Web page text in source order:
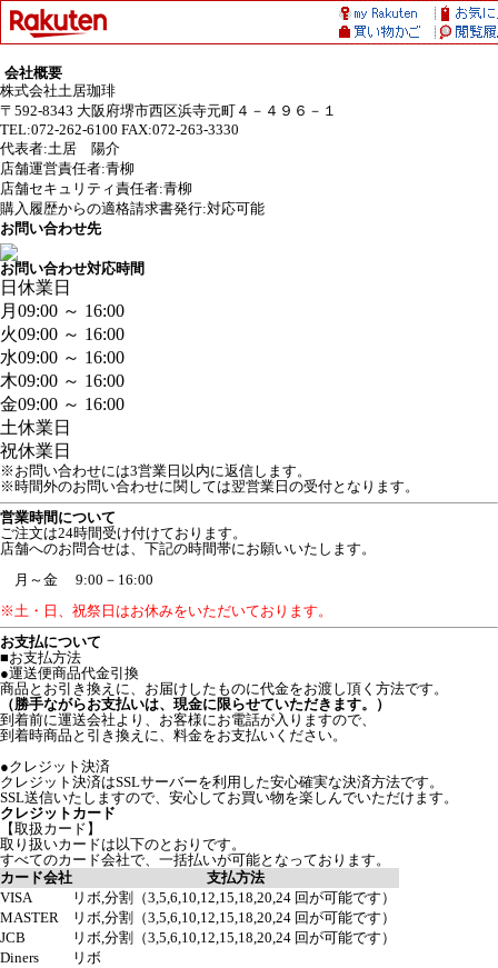
会社概要
株式会社土居珈琲
〒592-8343 大阪府堺市西区浜寺元町４－４９６－１
TEL:072-262-6100 FAX:072-263-3330
代表者:土居 陽介
店舗運営責任者:青柳
店舗セキュリティ責任者:青柳
購入履歴からの適格請求書発行:対応可能
お問い合わせ先
お問い合わせ対応時間
日 休業日
月 09:00 ～ 16:00
火09:00 ～ 16:00
水09:00 ～ 16:00
木09:00 ～ 16:00
金09:00 ～ 16:00
土休業日
祝休業日
※お問い合わせには3営業日以内に返信します。
※時間外のお問い合わせに関しては翌営業日の受付となります。
営業時間について
ご注文は24時間受け付けております。
店舗へのお問合せは、下記の時間帯にお願いいたします。
月～金 9:00－16:00
※土・日、祝祭日はお休みをいただいております。
お支払について
■お支払方法
●運送便商品代金引換
商品とお引き換えに、お届けしたものに代金をお渡し頂く方法です。
（勝手ながらお支払いは、現金に限らせていただきます。）
到着前に運送会社より、お客様にお電話が入りますので、
到着時商品と引き換えに、料金をお支払いください。
●クレジット決済
クレジット決済はSSLサーバーを利用した安心確実な決済方法です。
SSL送信いたしますので、安心してお買い物を楽しんでいただけます。
クレジットカード
【取扱カード】
取り扱いカードは以下のとおりです。
すべてのカード会社で、一括払いが可能となっております。
カード会社
支払方法
VISA
リボ,分割（3,5,6,10,12,15,18,20,24 回が可能です）
MASTER
リボ,分割（3,5,6,10,12,15,18,20,24 回が可能です）
JCB
リボ,分割（3,5,6,10,12,15,18,20,24 回が可能です）
Diners
リボ